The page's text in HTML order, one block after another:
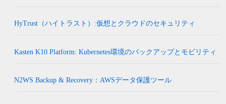
HyTrust（ハイトラスト）:仮想とクラウドのセキュリティ
Kasten K10 Platform: Kubernetes環境のバックアップとモビリティ
N2WS Backup & Recovery：AWSデータ保護ツール